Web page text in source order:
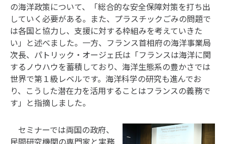
の海洋政策について、「総合的な安全保障対策を打ち出
していく必要がある。また、プラスチックごみの問題で
は各国と協力し、支援に対する枠組みを考えていきた
い」と述べました。一方、フランス首相府の海洋事業局
次長、パトリック・オージェ氏は「フランスは海洋に関
するノウハウを蓄積しており、海洋生態系の豊かさでは
世界で第１級レベルです。海洋科学の研究も進んでお
り、こうした潜在力を活用することはフランスの義務で
す」と指摘しました。
セミナーでは両国の政府、
民間研究機関の専門家と実務